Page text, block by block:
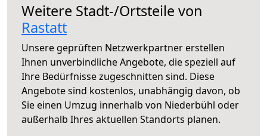
Weitere Stadt-/Ortsteile von
Rastatt
Unsere geprüften Netzwerkpartner erstellen
Ihnen unverbindliche Angebote, die speziell auf
Ihre Bedürfnisse zugeschnitten sind. Diese
Angebote sind kostenlos, unabhängig davon, ob
Sie einen Umzug innerhalb von Niederbühl oder
außerhalb Ihres aktuellen Standorts planen.